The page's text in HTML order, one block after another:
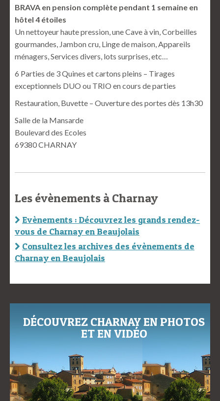
BRAVA en pension complète pendant 1 semaine en
hôtel 4 étoiles
Un nettoyeur haute pression, une Cave à vin, Corbeilles
gourmandes, Jambon cru, Linge de maison, Appareils
ménagers, Services divers, lots surprises, etc…
6 Parties de 3 Quines et cartons pleins – Tirages
exceptionnels DUO ou TRIO en cours de parties
Restauration, Buvette – Ouverture des portes dès 13h30
Salle de la Mansarde
Boulevard des Ecoles
69380 CHARNAY
Les évènements à Charnay
Evènements : Découvrez les grands rendez-
vous de Charnay en Beaujolais
Consultez les archives des évènements de
Charnay en Beaujolais
DÉCOUVREZ CHARNAY EN PHOTOS
ET EN VIDÉO